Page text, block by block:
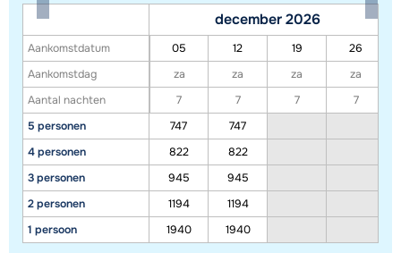
Toon alle accommodaties in dit gebied
Deze kaart geeft een indicatie van de ligging van onze accommodaties. De
exacte locatie kan enigszins afwijken.
Aankomstdatum
Aankomstdag
Aantal nachten
5 personen
4 personen
3 personen
2 personen
1 persoon
december 2026
05 12 19
26
za
za za
za
7
7 7
7
747
747
822
822
945
945
1194
1194
1940
1940